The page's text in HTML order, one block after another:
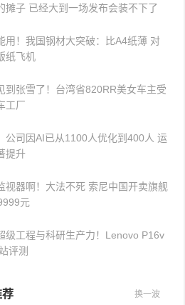
摊子 已经大到一场发布会装不下了
用！我国钢材大突破：比A4纸薄 对
纸飞机
到张雪了！台湾省820RR美女车主受
工厂
公司因AI已从1100人优化到400人 运
提升
视器啊！大法不死 索尼中国开卖旗舰
元
级工程与科研生产力！Lenovo P16v
评测
荐 换一波